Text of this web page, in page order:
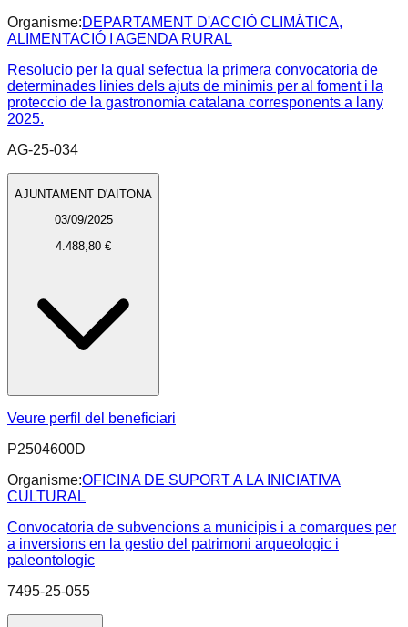
Organisme:DEPARTAMENT D'ACCIÓ CLIMÀTICA,
ALIMENTACIÓ I AGENDA RURAL
Resolucio per la qual sefectua la primera convocatoria de
determinades linies dels ajuts de minimis per al foment i la
proteccio de la gastronomia catalana corresponents a lany
2025.
AG-25-034
AJUNTAMENT D'AITONA
03/09/2025
4.488,80 €
Veure perfil del beneficiari
P2504600D
Organisme:OFICINA DE SUPORT A LA INICIATIVA
CULTURAL
Convocatoria de subvencions a municipis i a comarques per
a inversions en la gestio del patrimoni arqueologic i
paleontologic
7495-25-055